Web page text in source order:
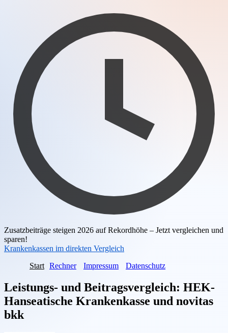
Zusatzbeiträge steigen 2026 auf Rekordhöhe – Jetzt vergleichen und
sparen!
Krankenkassen im direkten Vergleich
Start Rechner Impressum Datenschutz
Leistungs- und Beitragsvergleich: HEK-
Hanseatische Krankenkasse und novitas
bkk